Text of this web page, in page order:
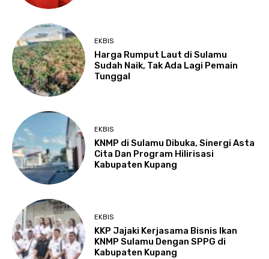
EKBIS
Harga Rumput Laut di Sulamu
Sudah Naik, Tak Ada Lagi Pemain
Tunggal
EKBIS
KNMP di Sulamu Dibuka, Sinergi Asta
Cita Dan Program Hilirisasi
Kabupaten Kupang
EKBIS
KKP Jajaki Kerjasama Bisnis Ikan
KNMP Sulamu Dengan SPPG di
Kabupaten Kupang